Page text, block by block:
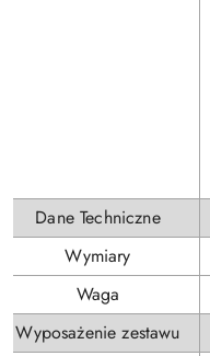
Dane Techniczne
Wymiary
Waga
Wyposażenie zestawu